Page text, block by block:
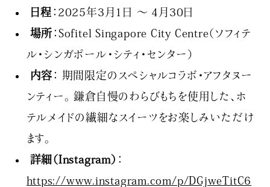
日程 ：2025年3月1日 〜 4月30日
場所：Sofitel Singapore City Centre（ソフィテ
ル・シンガポール・シティ・センター）
内容 ： 期間限定のスペシャルコラボ・アフタヌー
ンティー。 鎌倉自慢のわらびもちを使用した、ホ
テルメイドの繊細なスイーツをお楽しみいただけ
ます。
詳細（Instagram） ：
https://www.instagram.com/p/DGjweTitC6